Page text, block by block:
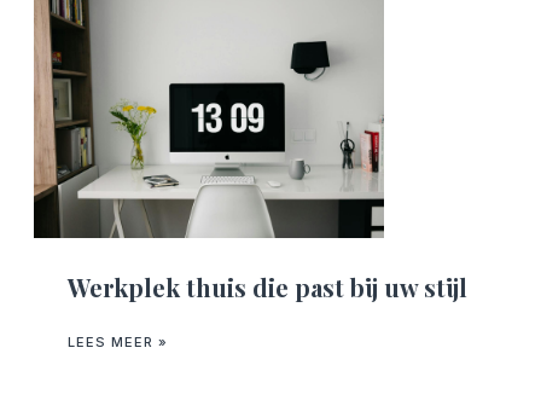
Werkplek thuis die past bij uw stijl
LEES MEER »